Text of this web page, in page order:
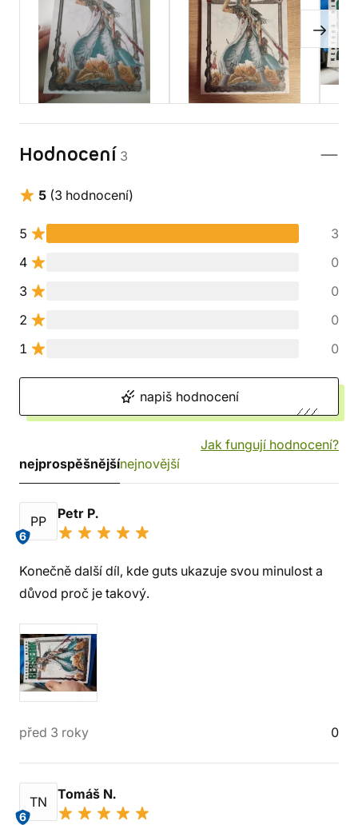
Hodnocení 3
5 (3 hodnocení)
5
3
4
0
3
0
2
0
1
0
napiš hodnocení
Jak fungují hodnocení?
nejprospěšnějšínejnovější
PP
6
Petr P.
Konečně další díl, kde guts ukazuje svou minulost a
důvod proč je takový.
před 3 roky 0
TN
6
Tomáš N.